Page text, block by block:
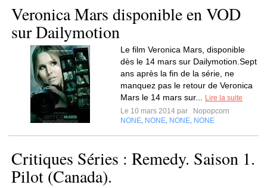
Veronica Mars disponible en VOD
sur Dailymotion
Le film Veronica Mars, disponible
dès le 14 mars sur Dailymotion.Sept
ans après la fin de la série, ne
manquez pas le retour de Veronica
Mars le 14 mars sur...
Lire la suite
Le 10 mars 2014 par
Nopopcorn
NONE NONE NONE NONE
Critiques Séries : Remedy. Saison 1.
Pilot (Canada).